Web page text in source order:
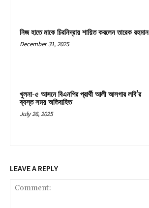
নিজ হাতে মাকে চিরনিদ্রায় শায়িত করলেন তারেক রহমান
December 31, 2025
খুলনা-৫ আসনে বিএনপির প্রার্থী আলী আসগার লবি’র
ব্যস্ত সময় অতিবাহিত
July 26, 2025
LEAVE A REPLY